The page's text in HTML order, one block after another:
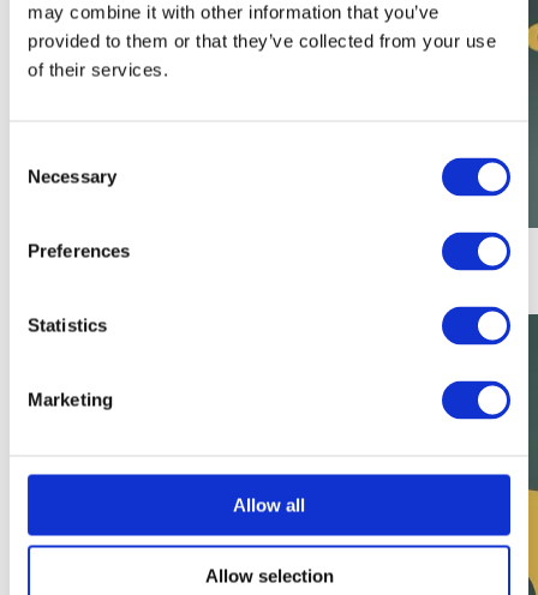
may combine it with other information that you’ve
provided to them or that they’ve collected from your use
of their services.
Selection
Necessary
Preferences
Statistics
Marketing
Allow all
Allow selection
16:9